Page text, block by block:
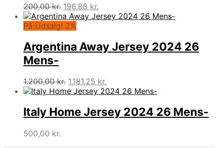
200,00kr. Den
oprindelige
pris
200,00 kr..
196,88 kr.
aktuelle
196,88 kr..
På Udsalg! 2%
Argentina Away Jersey 2024 26
Mens-
1.200,00kr. Den
oprindelige
var:
1.200,00 kr..
1.181,25 kr.
aktuelle
er:
1.181,25 kr..
Italy Home Jersey 2024 26 Mens-
500,00 kr.